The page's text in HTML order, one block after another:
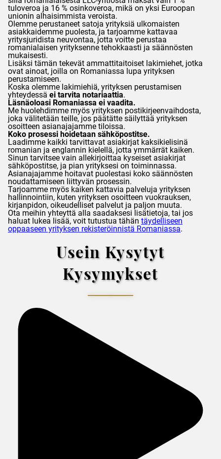
tuloveroa ja 16 % osinkoveroa, mikä on yksi Euroopan
unionin alhaisimmista veroista.
Olemme perustaneet satoja yrityksiä ulkomaisten
asiakkaidemme puolesta, ja tarjoamme kattavaa
yritysjuridista neuvontaa, jotta voitte perustaa
romanialaisen yrityksenne tehokkaasti ja säännösten
mukaisesti.
Lisäksi tämän tekevät ammattitaitoiset lakimiehet, jotka
ovat ainoat, joilla on Romaniassa lupa yrityksen
perustamiseen.
Koska olemme lakimiehiä, yrityksen perustamisen
yhteydessä ei tarvita notariaattia.
Läsnäoloasi Romaniassa ei vaadita.
Me huolehdimme myös yrityksen postikirjeenvaihdosta,
joka välitetään teille, jos päätätte säilyttää yrityksen
osoitteen asianajajamme tiloissa.
Koko prosessi hoidetaan sähköpostitse.
Laadimme kaikki tarvittavat asiakirjat kaksikielisinä
romanian ja englannin kielellä, jotta ymmärrät kaiken.
Sinun tarvitsee vain allekirjoittaa kyseiset asiakirjat
sähköpostitse, ja pian yrityksesi on toiminnassa.
Asianajajamme hoitavat puolestasi koko säännösten
noudattamiseen liittyvän prosessin.
Tarjoamme myös kaiken kattavia palveluja yrityksen
hallinnointiin, kuten yrityksen osoitteen vuokrauksen,
kirjanpidon, oikeudelliset palvelut ja paljon muuta.
Ota meihin yhteyttä alla saadaksesi lisätietoja, tai jos
haluat lukea lisää, voit tutustua tähän täydelliseen
oppaaseen yrityksen rekisteröinnistä Romaniassa.
Usein Kysytyt
Kysymykset